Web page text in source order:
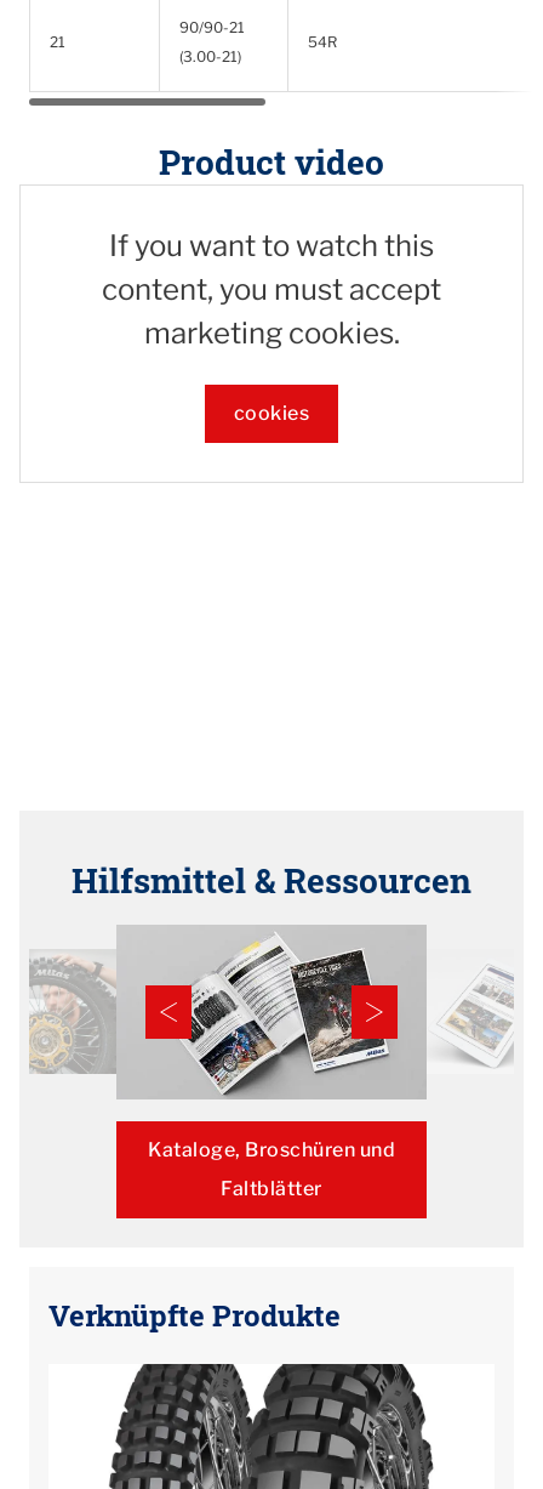
21
90/90-21
(3.00-21)
54R
Product video
If you want to watch this
content, you must accept
marketing cookies.
cookies
Hilfsmittel & Ressourcen
Kataloge, Broschüren und
Faltblätter
Verknüpfte Produkte